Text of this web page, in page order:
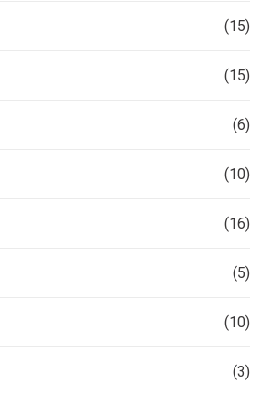
(15)
(15)
(6)
(10)
(16)
(5)
(10)
(3)